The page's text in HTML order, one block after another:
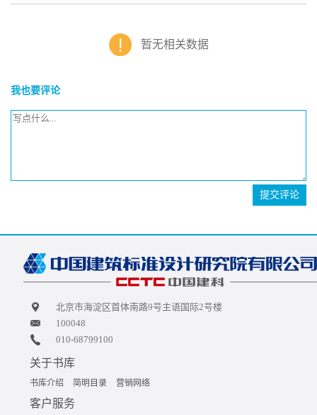
暂无相关数据
我也要评论
提交评论
北京市海淀区首体南路9号主语国际2号楼
100048
010-68799100
关于书库
书库介绍 简明目录 营销网络
客户服务